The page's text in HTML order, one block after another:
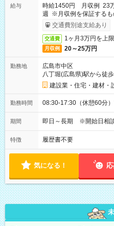
給与
時給1450円 月収例 23
週 ※月収例を保証する
ービス利用可（利用条件
交通費別途支給あり
交通費 1ヶ月3万円を上
月収例 20～25万円
勤務地
広島市中区
八丁堀(広島県)駅から徒
建設業・住宅・建材・
勤務時間 08:30-17:30（休憩60分
期間 即日～長期 ※開始日相
特徴 履歴書不要
気になる！